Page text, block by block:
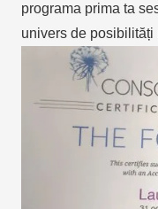
programa prima ta
univers de posibilități